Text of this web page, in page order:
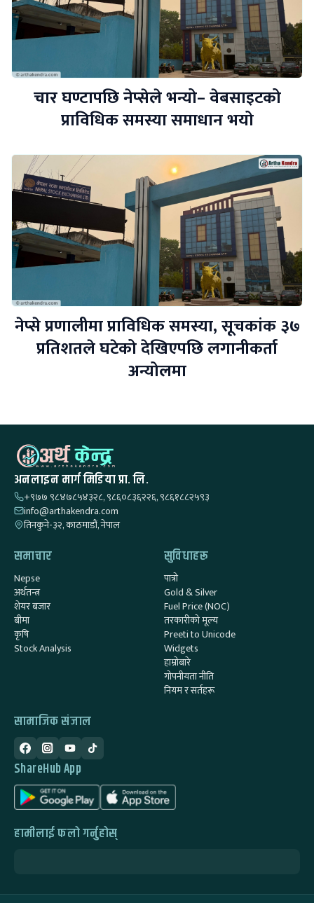
चार घण्टापछि नेप्सेले भन्यो– वेबसाइटको
प्राविधिक समस्या समाधान भयो
नेप्से प्रणालीमा प्राविधिक समस्या, सूचकांक ३७
प्रतिशतले घटेको देखिएपछि लगानीकर्ता
अन्योलमा
अनलाइन मार्ग मिडिया प्रा. लि.
+९७७ ९८४७८५४३२८, ९८६०८३६२२६, ९८६१८८२५९३
info@arthakendra.com
तिनकुने-३२, काठमाडौं, नेपाल
समाचार
Nepse
अर्थतन्त्र
शेयर बजार
बीमा
कृषि
Stock Analysis
सुविधाहरू
पात्रो
Gold & Silver
Fuel Price (NOC)
तरकारीको मूल्य
Preeti to Unicode
Widgets
हाम्रोबारे
गोपनीयता नीति
नियम र सर्तहरू
सामाजिक संजाल
ShareHub App
हामीलाई फलो गर्नुहोस्